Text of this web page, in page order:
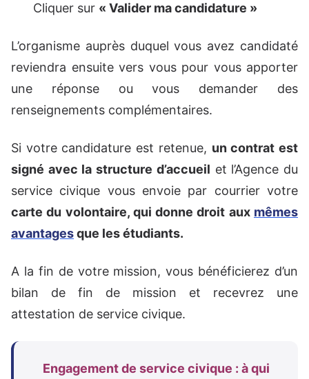
Cliquer sur « Valider ma candidature »
L’organisme auprès duquel vous avez candidaté
reviendra ensuite vers vous pour vous apporter
une réponse ou vous demander des
renseignements complémentaires.
Si votre candidature est retenue, un contrat est
signé avec la structure d’accueil et l’Agence du
service civique vous envoie par courrier votre
carte du volontaire, qui donne droit aux mêmes
avantagesque les étudiants.
A la fin de votre mission, vous bénéficierez d’un
bilan de fin de mission et recevrez une
attestation de service civique.
Engagement de service civique : à qui